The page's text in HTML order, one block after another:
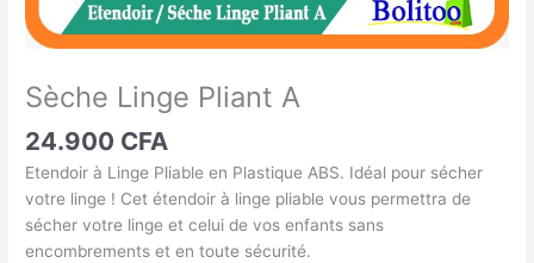
Sèche Linge Pliant A
24.900 CFA
Etendoir à Linge Pliable en Plastique ABS. Idéal pour sécher
votre linge ! Cet étendoir à linge pliable vous permettra de
sécher votre linge et celui de vos enfants sans
encombrements et en toute sécurité.